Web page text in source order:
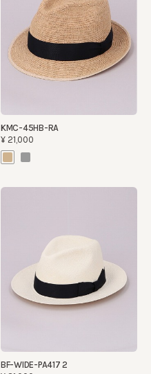
KMC-45HB-RA
¥21,000
BF-WIDE-PA417 2